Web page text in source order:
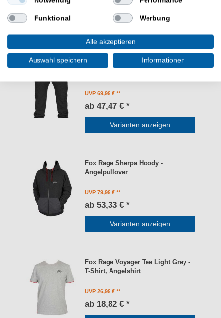
ab 69,99 € *
Varianten anzeigen
Fox Rage Sherpa Jogger -
UVP 69,99 €
ab 47,47 € *
Varianten anzeigen
Fox Rage Sherpa Hoody -
Angelpullover
UVP 79,99 €
ab 53,33 € *
Varianten anzeigen
Fox Rage Voyager Tee Light Grey -
T-Shirt, Angelshirt
UVP 26,99 €
ab 18,82 € *
Funktional Werbung
Alle akzeptieren
Auswahl speichern Informationen